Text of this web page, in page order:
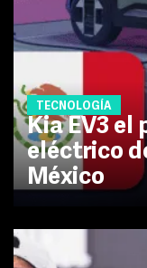
TECNOLOGÍA
Kia EV3 el
eléctrico
México